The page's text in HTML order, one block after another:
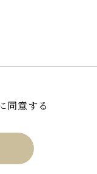
同意する